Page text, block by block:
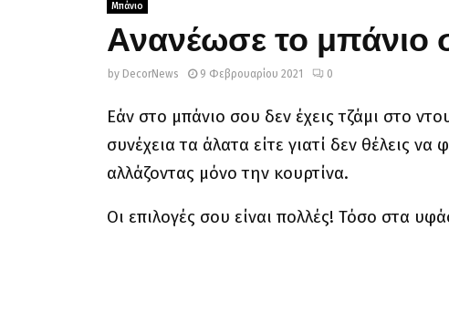
Μπάνιο
Ανανέωσε το μπάνιο
by DecorNews 9 Φεβρουαρίου 2021 0
Εάν στο μπάνιο σου δεν έχεις τζάμι στο
συνέχεια τα άλατα είτε γιατί δεν θέλεις
αλλάζοντας μόνο την κουρτίνα.
Οι επιλογές σου είναι πολλές! Τόσο στα